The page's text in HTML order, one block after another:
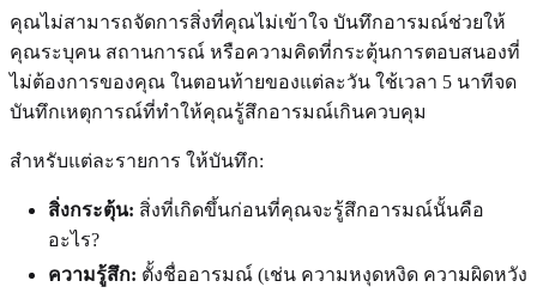
คุณไม่สามารถจัดการสิ่งที่คุณไม่เข้าใจ บันทึกอารมณ์ช่วยให้
คุณระบุคน สถานการณ์ หรือความคิดที่กระตุ้นการตอบสนองที่
ไม่ต้องการของคุณ ในตอนท้ายของแต่ละวัน ใช้เวลา 5 นาทีจด
บันทึกเหตุการณ์ที่ทำให้คุณรู้สึกอารมณ์เกินควบคุม
สำหรับแต่ละรายการ ให้บันทึก:
สิ่งกระตุ้น: สิ่งที่เกิดขึ้นก่อนที่คุณจะรู้สึกอารมณ์นั้นคือ
อะไร?
ความรู้สึก: ตั้งชื่ออารมณ์ (เช่น ความหงุดหงิด ความผิดหวัง